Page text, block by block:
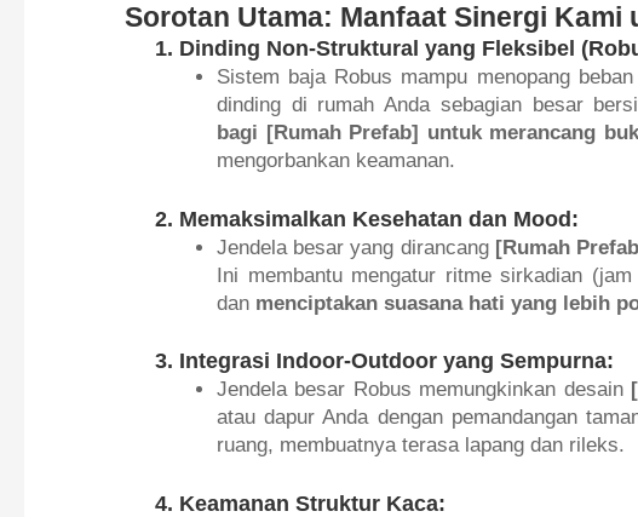
Sorotan Utama: Manfaat Sinergi Kami
1. Dinding Non-Struktural yang Fleksibel
Sistem baja Robus mampu menopang
dinding di rumah Anda sebagian besar
bagi [Rumah Prefab] untuk merancang
mengorbankan keamanan.
2. Memaksimalkan Kesehatan dan Mood:
Jendela besar yang dirancang [Rumah
Ini membantu mengatur ritme sirkadian
dan menciptakan suasana hati yang lebih
3. Integrasi Indoor-Outdoor yang Sempurna:
Jendela besar Robus memungkinkan desain
atau dapur Anda dengan pemandangan
ruang, membuatnya terasa lapang dan rileks.
4. Keamanan Struktur Kaca: